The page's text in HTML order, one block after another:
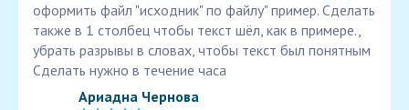
оформить файл "исходник" по файлу" пример. Сделать
также в 1 столбец чтобы текст шёл, как в примере.,
убрать разрывы в словах, чтобы текст был понятным
Сделать нужно в течение часа
Ариадна Чернова